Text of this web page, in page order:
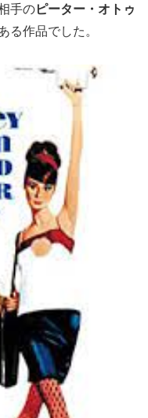
手のピーター・オトゥ
る作品でした。